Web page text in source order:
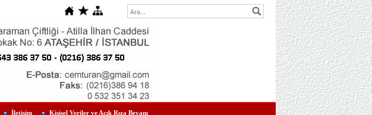
İletişim Kişisel Veriler ve Açık Rıza Beyanı